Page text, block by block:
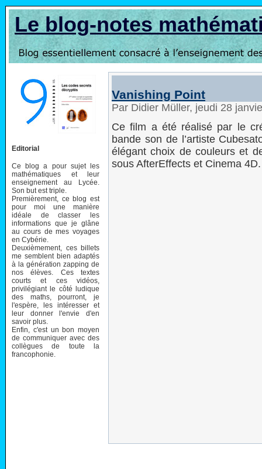
Le blog-notes
Editorial
Ce blog a pour sujet les
mathématiques et leur
enseignement au Lycée.
Son but est triple.
Premièrement, ce blog est
pour moi une manière
idéale de classer les
informations que je glâne
au cours de mes voyages
en Cybérie.
Deuxièmement, ces billets
me semblent bien adaptés
à la génération zapping de
nos élèves. Ces textes
courts et ces vidéos,
privilégiant le côté ludique
des maths, pourront, je
l'espère, les intéresser et
leur donner l'envie d'en
savoir plus.
Enfin, c'est un bon moyen
de communiquer avec des
collègues de toute la
francophonie.
Vanishing Point
Par Didier Müller, jeudi 28
Ce film a été réalisé par le
bande son de l’artiste
élégant choix de couleurs et
sous AfterEffects et Cinema 4D.